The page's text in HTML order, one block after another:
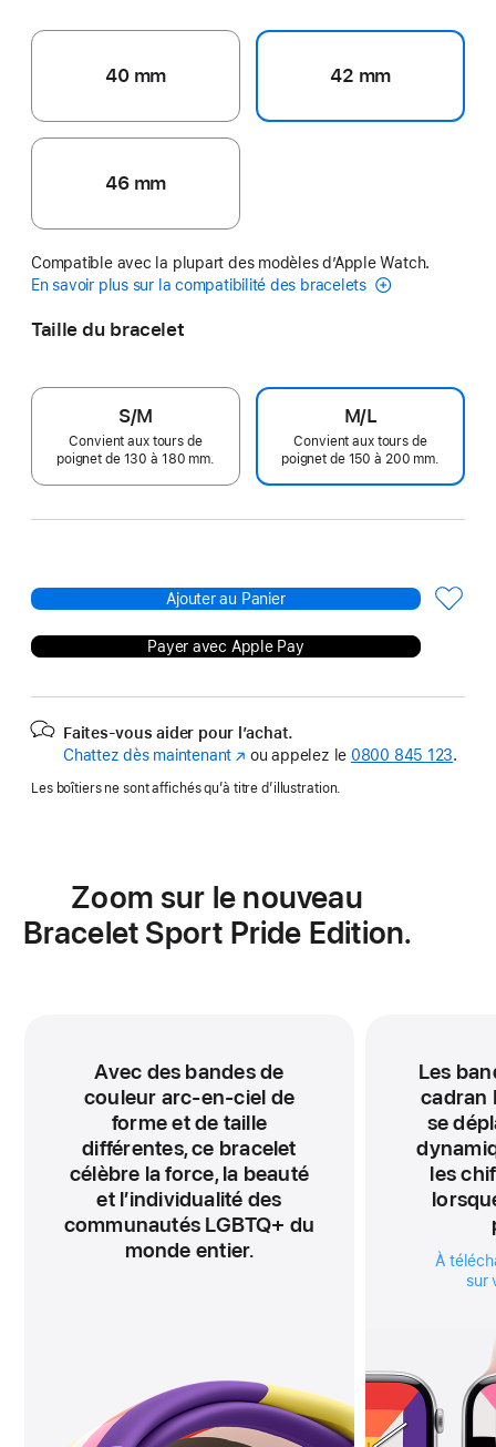
40 mm 42 mm
46 mm
Compatible avec la plupart des modèles d’Apple Watch.
En savoir plus sur la compatibilité des bracelets
Taille du bracelet
S/M
Convient aux tours de
poignet de 130 à 180 mm.
M/L
Convient aux tours de
poignet de 150 à 200 mm.
Ajouter au Panier
Payer avec Apple Pay
Faites-vous aider pour l’achat.
Chattez dès maintenant (s’ouvre
une
ou appelez le 0800 845 123.
Les boîtiers ne sont affichés qu’à titre d’illustration.
Zoom sur le nouveau
Bracelet Sport Pride Edition.
Avec des bandes de
couleur arc-en-ciel de
forme et de taille
différentes, ce bracelet
célèbre la force, la beauté
et l’individualité des
communautés LGBTQ+ du
monde entier.
Les
cadran
se
les
À
sur